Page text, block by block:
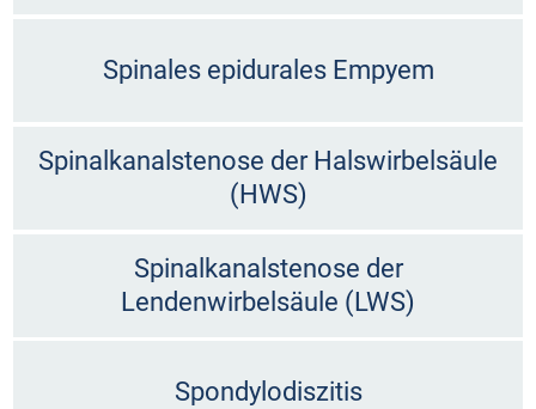
Spinales epidurales Empyem
Spinalkanalstenose der Halswirbelsäule
(HWS)
Spinalkanalstenose der
Lendenwirbelsäule (LWS)
Spondylodiszitis